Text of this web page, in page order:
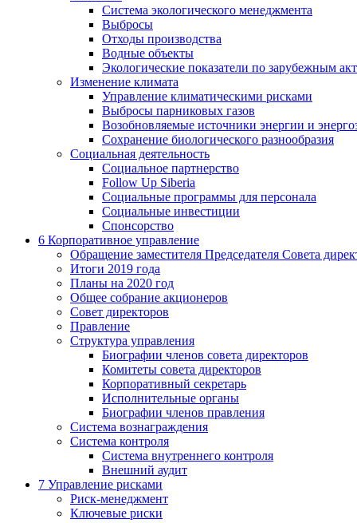
Система экологического менеджмента
Выбросы
Отходы производства
Водные объекты
Экологические показатели по зарубежным
Изменение климата
Управление климатическими рисками
Выбросы парниковых газов
Возобновляемые источники энергии и
Сохранение биологического разнообразия
Социальная деятельность
Социальное партнерство
Follow Up Siberia
Социальные программы для персонала
Социальные инвестиции
Спонсорство
6 Корпоративное управление
Обращение заместителя Председателя Совета
Итоги 2019 года
Планы на 2020 год
Общее собрание акционеров
Совет директоров
Правление
Структура управления
Биографии членов совета директоров
Комитеты совета директоров
Корпоративный секретарь
Исполнительные органы
Биографии членов правления
Система вознаграждения
Система контроля
Система внутреннего контроля
Внешний аудит
7 Управление рисками
Риск-менеджмент
Ключевые риски